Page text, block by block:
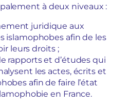
à deux niveaux :
juridique aux
islamophobes afin de les
leurs droits ;
rapports et d’études qui
les actes, écrits et
afin de faire l’état
en France.